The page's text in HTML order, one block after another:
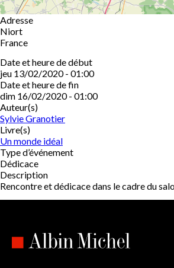
Adresse
Niort
France
Date et heure de début
jeu 13/02/2020 - 01:00
Date et heure de fin
dim 16/02/2020 - 01:00
Auteur(s)
Sylvie Granotier
Livre(s)
Un monde idéal
Type d’événement
Dédicace
Description
Rencontre et dédicace dans le cadre du